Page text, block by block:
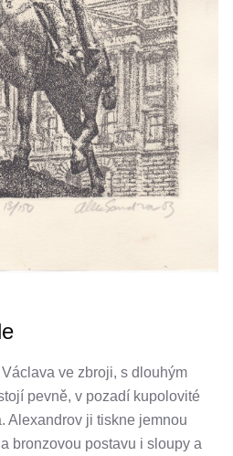
ve zbroji, s dlouhým
pevně, v pozadí kupolovité
Alexandrov ji tiskne jemnou
bronzovou postavu i sloupy a